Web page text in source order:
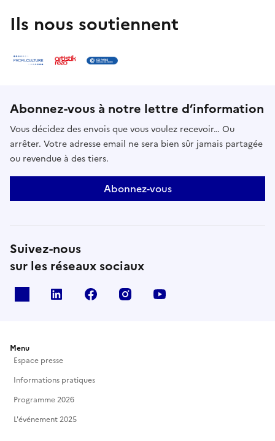
style poétique-épique.MusiKaya vise à vivre des
expériences novatrices, afin d’incarner les valeurs
héroïque & harmonieux. Une projet inspiré des
tous besoin ! Animations à l'abri en cas
z-vous-aux-jardins-1-2-juin-2024/
Ils nous soutiennent
Abonnez-vous à notre lettre d’information
Vous décidez des envois que vous voulez recevoir… Ou
arrêter. Votre adresse email ne sera bien sûr jamais partagée
ou revendue à des tiers.
Abonnez-vous
Suivez-nous
sur les réseaux sociaux
Linkedin Facebook Instagram
Menu
Espace presse
Informations pratiques
Programme 2026
L'événement 2025